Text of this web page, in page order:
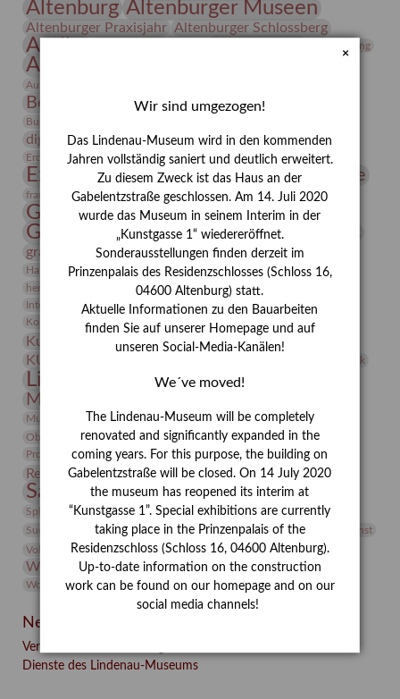
Altenburg Altenburger Museen
Altenburger Praxisjahr Altenburger Schlossberg
Antike Asta Gröting
Ausstellung
Ausstellung „Vier Winde“
Bernhard August von Lindenau
Burg Posterstein
digitallabor Entartete Kunst
Enteignung
Erdmann Julius Dietrich
Erlebnisportal estrusker Exlibris
Expressionismus Festrede Florenz Fotografie
frauen Frauen in der Antike und heute
Gerhard-Altenbourg-Preis
Gerhard Altenbourg
Gerhard Kurt Müller
grafische sammlung griechische Mythologie
Hanns-Conon von der Gabelentz Heinrich Kirchhoff Heldinnen
herman de vries Humboldt
Insekten
Integriertes Schädlingsmanagement
Italien Jahresempfang
Jubiläum
Kolosseum
Kooperationsausstellung Korkmodelle Kunst
Kunstmuseum Kunstvermittlung Kunst von Kühl
KUNSTWAND Lehmbruck
Lindenau-Museum Marstall
Museumsgeschichte
Museumspädagogik Mäzen Napoleon Natur
Neue Remise
Objekt im Fokus
Paul Klee Peter Schnürpel Phelloplastik
Pohlhof
Provenienz
Provenienzforschung
Restaurierung Restitution Rudi Lesser Ruth Wolf-Rehfeld
Sammlung Samstagszeichner Skulptur
Sonderausstellung
Sphinx
studio Studio Bildende Kunst
studioDIGITAL
Suermondt-Ludwig-Museum
Vermittlung Video
Videokunst
Volontariat
Walter Rheiner Weihnachten Werefkin
Werkbetrachtung Winter Wissenschaft
Wolf and Dog
Wolf und Hund
Zirkuswoche
Neueste Beiträge
Verschenkt, verkauft, vergessen? – Kunstdetektivinnen im
Dienste des Lindenau-Museums
×
Wir sind umgezogen!
Das Lindenau-Museum wird in den kommenden
Jahren vollständig saniert und deutlich erweitert.
Zu diesem Zweck ist das Haus an der
Gabelentzstraße geschlossen. Am 14. Juli 2020
wurde das Museum in seinem Interim in der
„Kunstgasse 1“ wiedereröffnet.
Sonderausstellungen finden derzeit im
Prinzenpalais des Residenzschlosses (Schloss 16,
04600 Altenburg) statt.
Aktuelle Informationen zu den Bauarbeiten
finden Sie auf unserer Homepage und auf
unseren Social-Media-Kanälen!
We´ve moved!
The Lindenau-Museum will be completely
renovated and significantly expanded in the
coming years. For this purpose, the building on
Gabelentzstraße will be closed. On 14 July 2020
the museum has reopened its interim at
“Kunstgasse 1”. Special exhibitions are currently
taking place in the Prinzenpalais of the
Residenzschloss (Schloss 16, 04600 Altenburg).
Up-to-date information on the construction
work can be found on our homepage and on our
social media channels!